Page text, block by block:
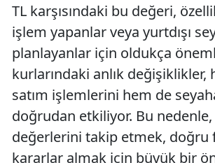
TL karşısındaki bu değeri,
işlem yapanlar veya yurtdışı
planlayanlar için oldukça
kurlarındaki anlık değişiklikler,
satım işlemlerini hem de
doğrudan etkiliyor. Bu
değerlerini takip etmek, doğru
kararlar almak için büyük bir